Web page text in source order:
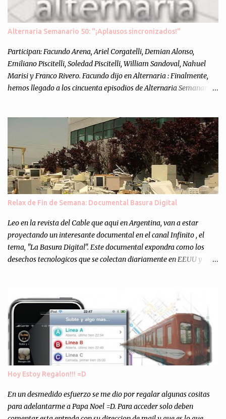
Alternaria Semanario 50: "¡Aplausos sincronizados!"
Participan: Facundo Arena, Ariel Corgatelli, Demian Alonso,
Emiliano Piscitelli, Soledad Piscitelli, William Sandoval, Nahuel
Marisi y Franco Rivero. Facundo dijo en Alternaria : Finalmente,
hemos llegado a los cincuenta episodios de Alternaria Semanario.
nuestra propia óptica: un punto de vista independiente e
informal.Para festejarlo, se nos ocurrió que estemos todos juntos; y
cuando digo "todos" me refiero a toda la gente que alguna vez
participó en el semanario como panelista, y a ustedes. Por eso se
nos ocurrió la idea de emitir video en vivo. La tarea no fué facil,
hubo que coordinar horarios, preparar el estudio, configurar
muchos programejos y hacer muchas pruebas. ¿El resultado?
Totalmente inesperado. Mas de 200 personas en vivo
escuchándonos y viendo como grabamos el semanario es, para mi
personalmente, un éxito y un logro sin precedentes. Sinceram...
Relax de Fin de Semana: Documental Basura Digital
Leo en la revista del Cable que aqui en Argentina, van a estar
proyectando un interesante documental en el canal Infinito , el
tema, "La Basura Digital". Este documental expondra como los
desechos tecnologicos que se colectan diariamente en EEUU y
Asi, todos los residuos sonincinerados produciendo lo que los
ambientalistas llaman "La Pesadilla de la Edad Cibernetica". La
transmision es el Domingo 2 de diciembre a las 21:00 hs. Me
parecio muy interesante, no creo que lo pueda ver por la hora, asi
que los comentarios los dejo en sus manos...
Hoy Estoy Regalon!!! =D
En un desmedido esfuerzo se me dio por regalar algunas cositas
para adelantarme a Papa Noel =D. Para acceder solo deben